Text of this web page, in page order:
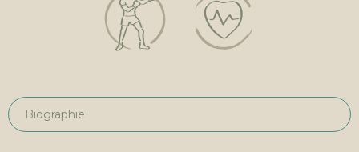
Biographie